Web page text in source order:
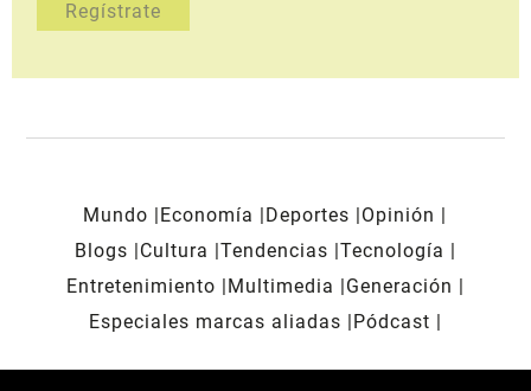
Mundo Economía Deportes
Opinión
Blogs
Cultura Tendencias Tecnología
Entretenimiento
Multimedia
Generación
Especiales marcas aliadas
Pódcast